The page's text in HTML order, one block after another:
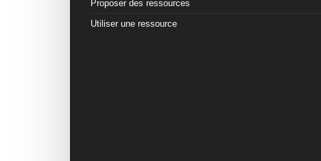
Proposer des ressources
Utiliser une ressource